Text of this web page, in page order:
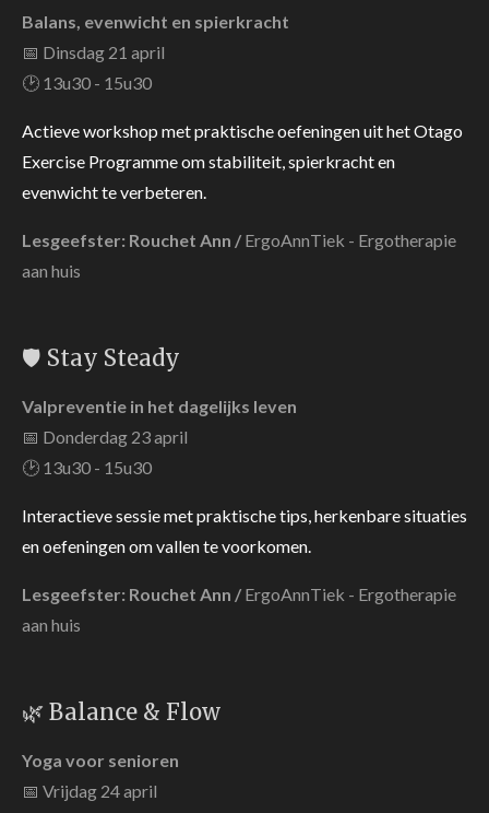
Balans, evenwicht en spierkracht
📅 Dinsdag 21 april
🕑 13u30 - 15u30
Actieve workshop met praktische oefeningen uit het Otago
Exercise Programme om stabiliteit, spierkracht en
evenwicht te verbeteren.
Lesgeefster: Rouchet Ann / ErgoAnnTiek - Ergotherapie
aan huis
🛡️ Stay Steady
Valpreventie in het dagelijks leven
📅 Donderdag 23 april
🕑 13u30 - 15u30
Interactieve sessie met praktische tips, herkenbare situaties
en oefeningen om vallen te voorkomen.
Lesgeefster: Rouchet Ann / ErgoAnnTiek - Ergotherapie
aan huis
🌿 Balance & Flow
Yoga voor senioren
📅 Vrijdag 24 april